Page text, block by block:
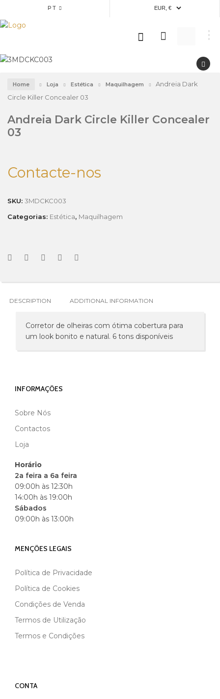
PT
Home Loja Estética Maquilhagem
Andreia Dark
Circle Killer Concealer 03
Andreia Dark Circle Killer Concealer
03
Contacte-nos
SKU: 3MDCKC003
Categorias: Estética, Maquilhagem
DESCRIPTION ADDITIONAL INFORMATION
Corretor de olheiras com ótima cobertura para
um look bonito e natural. 6 tons disponíveis
MARCA
INFORMAÇÕES
Sobre Nós
Contactos
Loja
Horário
2a feira a 6a feira
09:00h às 12:30h
14:00h às 19:00h
Sábados
09:00h às 13:00h
MENÇÕES LEGAIS
Política de Privacidade
Política de Cookies
Condições de Venda
Termos de Utilização
Termos e Condições
CONTA